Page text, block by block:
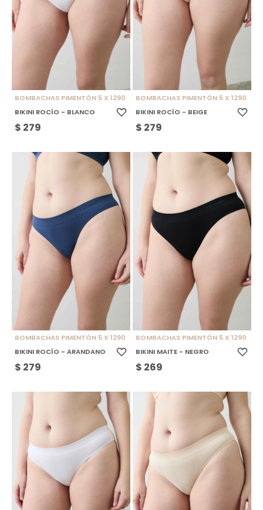
BOMBACHAS PIMENTÓN 5 X 1290
BIKINI ROCÍO - BLANCO
$ 279
BOMBACHAS PIMENTÓN 5 X 1290
BIKINI ROCÍO - BEIGE
$ 279
BOMBACHAS PIMENTÓN 5 X 1290
BIKINI ROCÍO - ARANDANO
$ 279
BOMBACHAS PIMENTÓN 5 X 1290
BIKINI MAITE - NEGRO
$ 269